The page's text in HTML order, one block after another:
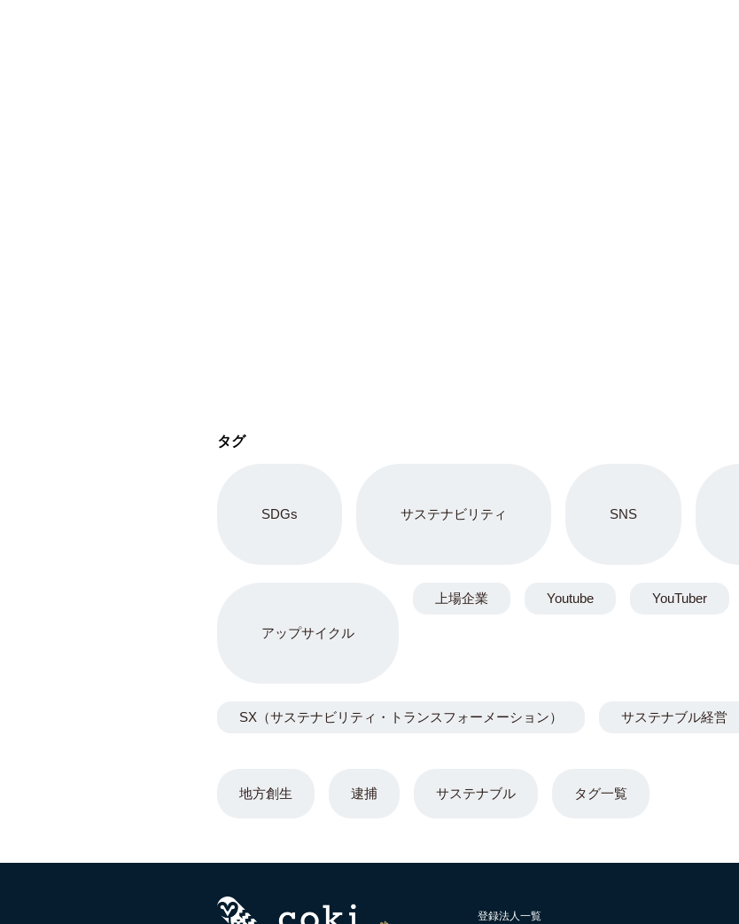
タグ
SDGs サステナビリティ SNS
アップサイクル
地方創生 逮捕 サステナブル
上場企業 Youtube YouTuber
SX（サステナビリティ・トランスフォーメーション） サステナブル経営
タグ一覧
登録法人一覧